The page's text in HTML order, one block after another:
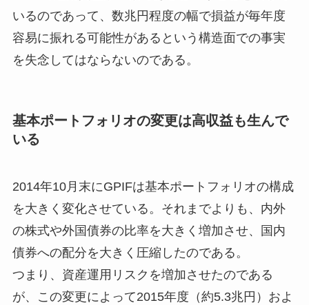
いるのであって、数兆円程度の幅で損益が毎年度
容易に振れる可能性があるという構造面での事実
を失念してはならないのである。
基本ポートフォリオの変更は高収益も生んで
いる
2014年10月末にGPIFは基本ポートフォリオの構成
を大きく変化させている。それまでよりも、内外
の株式や外国債券の比率を大きく増加させ、国内
債券への配分を大きく圧縮したのである。
つまり、資産運用リスクを増加させたのである
が、この変更によって2015年度（約5.3兆円）およ